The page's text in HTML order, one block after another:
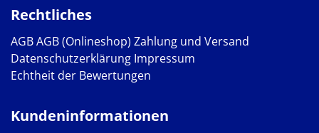
Rechtliches
AGBAGB (Onlineshop) Zahlung und Versand
Datenschutzerklärung Impressum
Echtheit der Bewertungen
Kundeninformationen